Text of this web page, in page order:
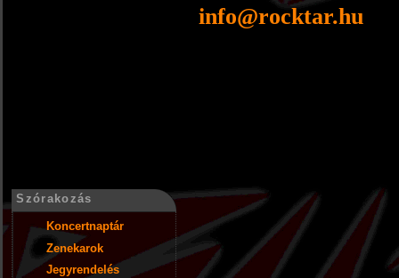
info@rocktar.hu
Szórakozás
Koncertnaptár
Zenekarok
Jegyrendelés